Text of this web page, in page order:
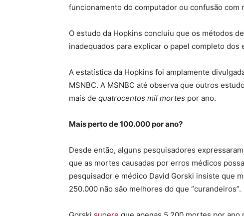
funcionamento do computador ou confusão com
O estudo da Hopkins concluiu que os métodos
inadequados para explicar o papel completo dos
A estatística da Hopkins foi amplamente
MSNBC. A MSNBC até observa que outros
mais de quatrocentos mil mortes por ano.
Mais perto de 100.000 por ano?
Desde então, alguns pesquisadores
que as mortes causadas por erros médicos
pesquisador e médico David Gorski insiste que
250.000 não são melhores do que “curandeiros”.